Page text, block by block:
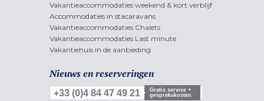
Vakantieaccommodaties weekend & kort verblijf
Accommodaties in stacaravans
Vakantieaccommodaties Chalets
Vakantieaccommodaties Last minute
Vakantiehuis in de aanbieding
Nieuws en reserveringen
+33 (0)4 84 47 49 21
Gratis service +
gesprekskosten